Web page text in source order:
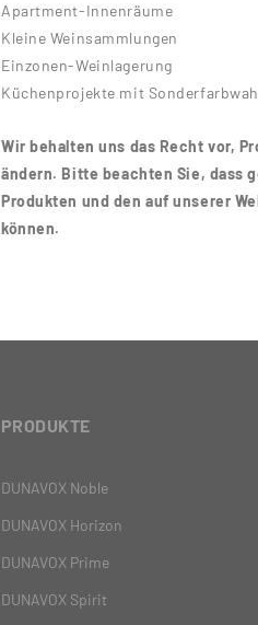
Apartment-Innenräume
Kleine Weinsammlungen
Einzonen-Weinlagerung
Küchenprojekte mit
Wir behalten uns das Recht vor,
ändern. Bitte beachten Sie, dass
Produkten und den auf unserer
können.
PRODUKTE
DUNAVOX Noble
DUNAVOX Horizon
DUNAVOX Prime
DUNAVOX Spirit